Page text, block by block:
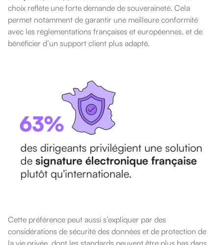
choix reflète une forte demande de souveraineté. Cela
permet notamment de garantir une meilleure conformité
avec les réglementations françaises et européennes, et de
bénéficier d’un support client plus adapté.
Cette préférence peut aussi s’expliquer par des
considérations de sécurité des données et de protection de